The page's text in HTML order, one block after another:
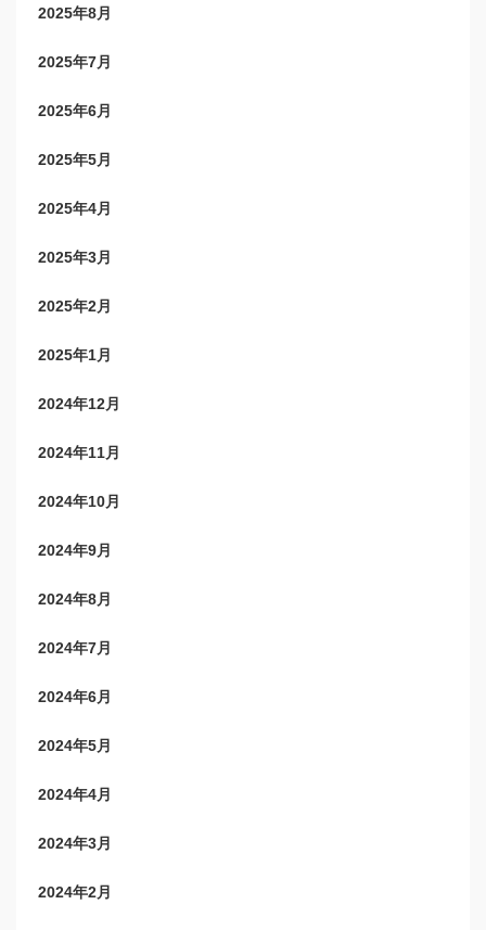
2025年8月
2025年7月
2025年6月
2025年5月
2025年4月
2025年3月
2025年2月
2025年1月
2024年12月
2024年11月
2024年10月
2024年9月
2024年8月
2024年7月
2024年6月
2024年5月
2024年4月
2024年3月
2024年2月